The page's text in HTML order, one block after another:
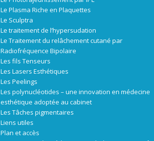
Le Plasma Riche en Plaquettes
Le Sculptra
Le traitement de l’hypersudation
Le Traitement du relâchement cutané par
Radiofréquence Bipolaire
Les fils Tenseurs
Les Lasers Esthétiques
Les Peelings
Les polynucléotides – une innovation en médecine
esthétique adoptée au cabinet
Les Tâches pigmentaires
Liens utiles
Plan et accès